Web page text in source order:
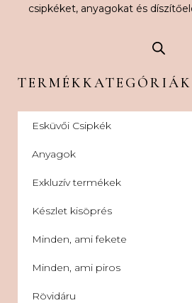
csipkéket, anyagokat és
TERMÉKKATEGÓRIÁK
Esküvői Csipkék
Anyagok
Exkluzív termékek
Készlet kisöprés
Minden, ami fekete
Minden, ami piros
Rövidáru